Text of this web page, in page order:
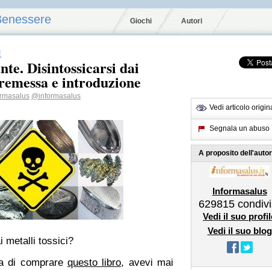
Giochi Autori
Disintossicarsi dai
e introduzione
@informasalus
metalli tossici?
di comprare questo libro, avevi mai
Vedi articolo
Segnala un abuso
A proposito
Informasalus
629815
Vedi il suo
Vedi il suo blog